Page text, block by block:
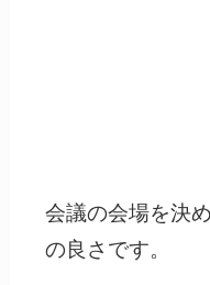
会議の会場を決
の良さです。